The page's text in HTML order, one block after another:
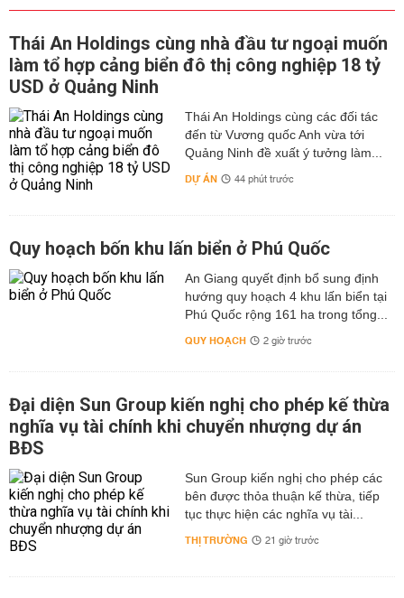
Thái An Holdings cùng nhà đầu tư ngoại muốn
làm tổ hợp cảng biển đô thị công nghiệp 18 tỷ
USD ở Quảng Ninh
Thái An Holdings cùng các đối tác
đến từ Vương quốc Anh vừa tới
Quảng Ninh đề xuất ý tưởng làm...
DỰ ÁN 44 phút trước
Quy hoạch bốn khu lấn biển ở Phú Quốc
An Giang quyết định bổ sung định
hướng quy hoạch 4 khu lấn biển tại
Phú Quốc rộng 161 ha trong tổng...
QUY HOẠCH 2 giờ trước
Đại diện Sun Group kiến nghị cho phép kế thừa
nghĩa vụ tài chính khi chuyển nhượng dự án
BĐS
Sun Group kiến nghị cho phép các
bên được thỏa thuận kế thừa, tiếp
tục thực hiện các nghĩa vụ tài...
THỊ TRƯỜNG 21 giờ trước